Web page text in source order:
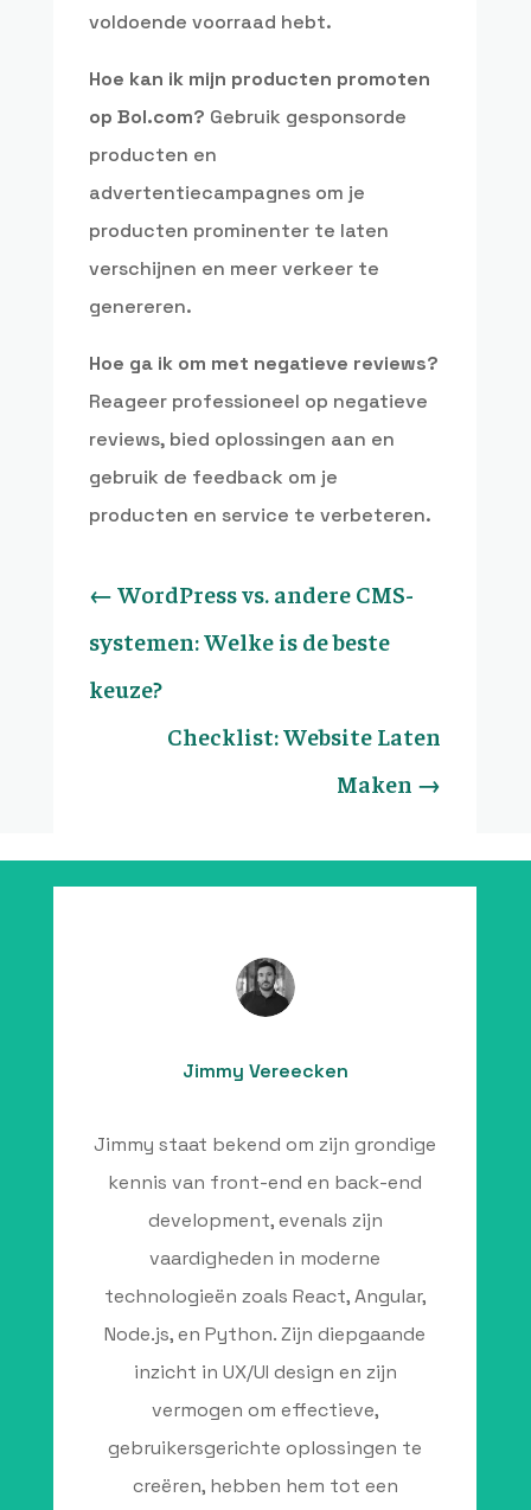
voldoende voorraad hebt.
Hoe kan ik mijn producten promoten
op Bol.com? Gebruik gesponsorde
producten en
advertentiecampagnes om je
producten prominenter te laten
verschijnen en meer verkeer te
genereren.
Hoe ga ik om met negatieve reviews?
Reageer professioneel op negatieve
reviews, bied oplossingen aan en
gebruik de feedback om je
producten en service te verbeteren.
← WordPress vs. andere CMS-
systemen: Welke is de beste
keuze?
Checklist: Website Laten
Maken →
Jimmy Vereecken
Jimmy staat bekend om zijn grondige
kennis van front-end en back-end
development, evenals zijn
vaardigheden in moderne
technologieën zoals React, Angular,
Node.js, en Python. Zijn diepgaande
inzicht in UX/UI design en zijn
vermogen om effectieve,
gebruikersgerichte oplossingen te
creëren, hebben hem tot een